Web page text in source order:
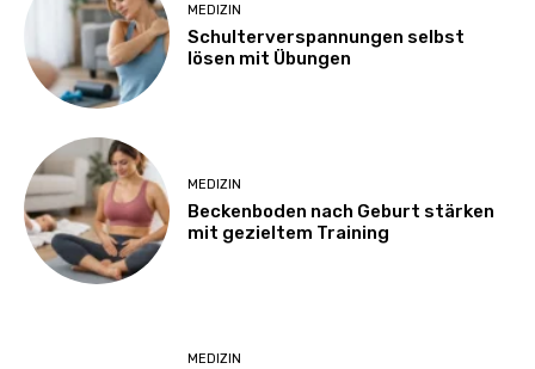
MEDIZIN
Schulterverspannungen selbst
lösen mit Übungen
MEDIZIN
Beckenboden nach Geburt stärken
mit gezieltem Training
MEDIZIN